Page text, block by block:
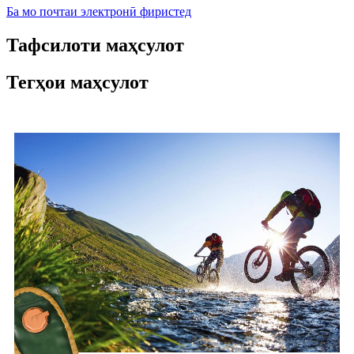
Ба мо почтаи электронӣ фиристед
Тафсилоти маҳсулот
Тегҳои маҳсулот